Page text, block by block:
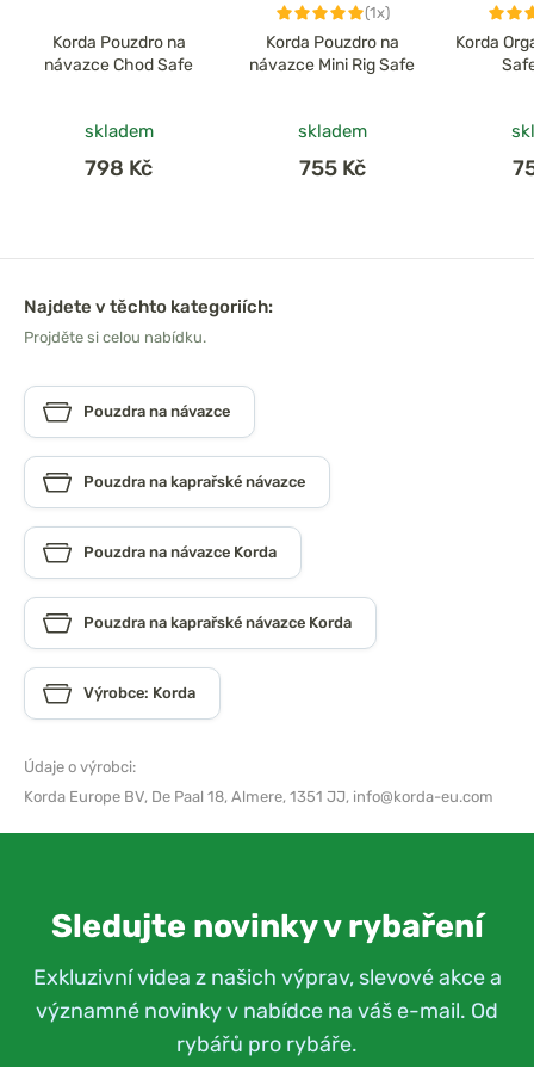
Korda Pouzdro na
návazce Chod Safe
skladem
798 Kč
(1x)
Korda Pouzdro na
návazce Mini Rig Safe
skladem
755 Kč
Korda
Najdete v těchto kategoriích:
Projděte si celou nabídku.
Pouzdra na návazce
Pouzdra na kaprařské návazce
Pouzdra na návazce Korda
Pouzdra na kaprařské návazce Korda
Výrobce: Korda
Údaje o výrobci:
Korda Europe BV, De Paal 18, Almere, 1351 JJ, info@korda-eu.com
Sledujte novinky v rybaření
Exkluzivní videa z našich výprav, slevové akce a
významné novinky v nabídce na váš e-mail. Od
rybářů pro rybáře.